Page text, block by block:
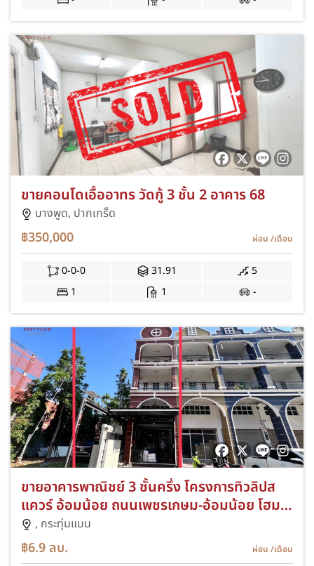
ขายคอนโดเอื้ออาทร วัดกู้ 3 ชั้น 2 อาคาร 68
บางพูด, ปากเกร็ด
฿350,000 ผ่อน /เดือน
0-0-0 31.91
5
1
1 -
ขายอาคารพาณิชย์ 3 ชั้นครึ่ง โครงการทิวลิปส
แควร์ อ้อมน้อย ถนนเพชรเกษม-อ้อมน้อย โฮม
ออฟฟิศ / หลังมุม ต่อเติมตกแต่งบิวท์อิน อย่างดี
, กระทุ่มแบน
฿6.9ลบ. ผ่อน /เดือน